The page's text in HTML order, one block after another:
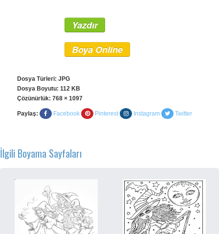
Yazdır
Boya Online
Dosya Türleri: JPG
Dosya Boyutu: 112 KB
Çözünürlük: 768 × 1097
Paylaş: Facebook Pinterest Instagram Twitter
İlgili Boyama Sayfaları